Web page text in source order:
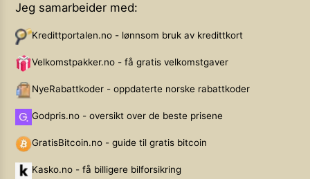
Jeg samarbeider med:
Kredittportalen.no - lønnsom bruk av kredittkort
Velkomstpakker.no - få gratis velkomstgaver
NyeRabattkoder - oppdaterte norske rabattkoder
Godpris.no - oversikt over de beste prisene
GratisBitcoin.no - guide til gratis bitcoin
Kasko.no - få billigere bilforsikring